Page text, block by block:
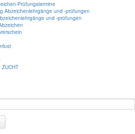
Prüfungstermine
Abzeichenlehrgänge und -prüfungen
und -prüfungen
ZUCHT